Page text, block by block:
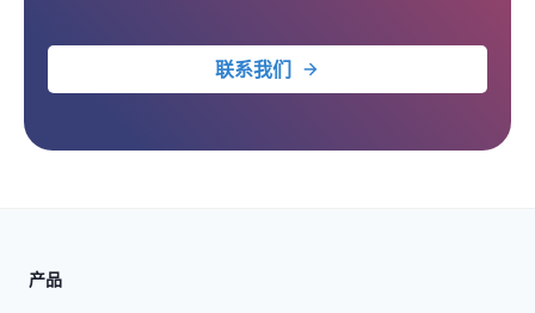
联系我们
产品